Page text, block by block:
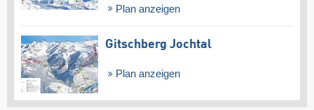
Plan anzeigen
Gitschberg Jochtal
Plan anzeigen